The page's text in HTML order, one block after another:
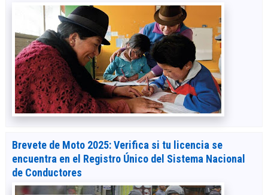
Brevete de Moto 2025: Verifica si tu licencia se
encuentra en el Registro Único del Sistema Nacional
de Conductores